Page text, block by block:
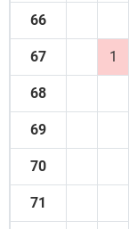
66
67 1
68
69
70
71